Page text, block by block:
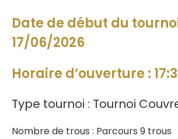
Date de début du
17/06/2026
Horaire d’ouverture :
Type tournoi : Tournoi
Nombre de trous : Parcours 9 trous